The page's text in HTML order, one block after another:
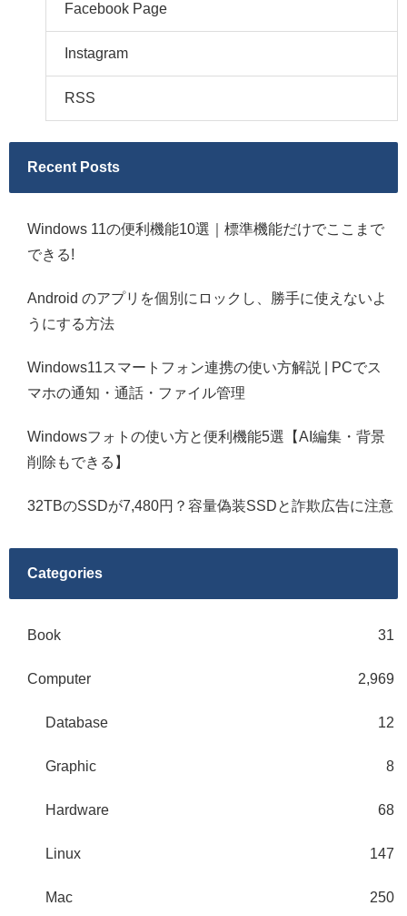
Facebook Page
Instagram
RSS
Recent Posts
Windows 11の便利機能10選｜標準機能だけでここまで
できる!
Android のアプリを個別にロックし、勝手に使えないよ
うにする方法
Windows11スマートフォン連携の使い方解説 | PCでス
マホの通知・通話・ファイル管理
Windowsフォトの使い方と便利機能5選【AI編集・背景
削除もできる】
32TBのSSDが7,480円？容量偽装SSDと詐欺広告に注意
Categories
Book 31
Computer 2,969
Database 12
Graphic 8
Hardware 68
Linux 147
Mac 250